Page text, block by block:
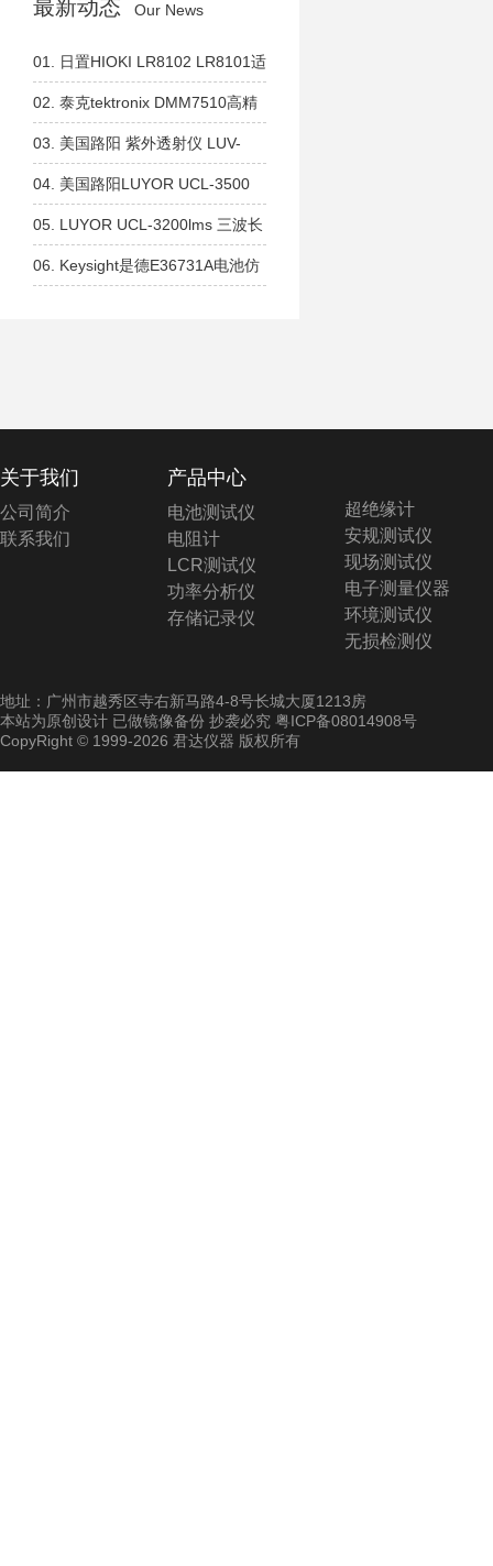
最新动态 Our News
01. 日置HIOKI LR8102 LR8101适
用于系统集成，可扩展模块的数据
采集仪
02. 泰克tektronix DMM7510高精
度、高分辨率数字万用表
03. 美国路阳 紫外透射仪 LUV-
260系列 短波254nm 中波302nm
长波365nm
04. 美国路阳LUYOR UCL-3500
365nm 生物分子交联设备 紫外交
联仪
05. LUYOR UCL-3200lms 三波长
紫外交联仪 254nm 302nm、
06. Keysight是德E36731A电池仿
关于我们
公司简介
联系我们
产品中心
电池测试仪
电阻计
LCR测试仪
功率分析仪
存储记录仪
超绝缘计
安规测试仪
现场测试仪
电子测量仪器
环境测试仪
无损检测仪
地址：广州市越秀区寺右新马路4-8号长城大厦1213房
本站为原创设计 已做镜像备份 抄袭必究 粤ICP备08014908号
CopyRight © 1999-2026 君达仪器 版权所有